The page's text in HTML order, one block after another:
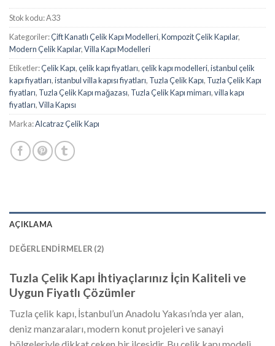
Stok kodu:A33
Kategoriler:Çift Kanatlı Çelik Kapı Modelleri,Kompozit Çelik Kapılar,
Modern Çelik Kapılar,Villa Kapı Modelleri
Etiketler:Çelik Kapı,çelik kapı fiyatları,çelik kapı modelleri,istanbul çelik
kapı fiyatları,istanbul villa kapısı fiyatları, Tuzla Çelik Kapı, Tuzla Çelik Kapı
fiyatları, Tuzla Çelik Kapı mağazası, Tuzla Çelik Kapı mimarı,villa kapı
fiyatları,Villa Kapısı
Marka:Alcatraz Çelik Kapı
AÇIKLAMA
DEĞERLENDIRMELER (2)
Tuzla Çelik Kapı İhtiyaçlarınız İçin Kaliteli ve
Uygun Fiyatlı Çözümler
Tuzla çelik kapı, İstanbul’un Anadolu Yakası’nda yer alan,
deniz manzaraları, modern konut projeleri ve sanayi